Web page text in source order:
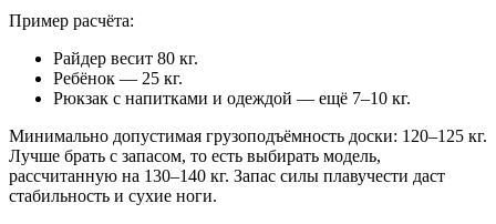
Пример расчёта:
Райдер весит 80 кг.
Ребёнок — 25 кг.
Рюкзак с напитками и одеждой — ещё 7–10 кг.
Минимально допустимая грузоподъёмность доски: 120–125 кг.
Лучше брать с запасом, то есть выбирать модель,
рассчитанную на 130–140 кг. Запас силы плавучести даст
стабильность и сухие ноги.